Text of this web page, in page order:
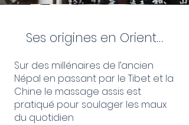
Ses origines en Orient…
Sur des millénaires de l’ancien
Népal en passant par le Tibet et la
Chine le massage assis est
pratiqué pour soulager les maux
du quotidien